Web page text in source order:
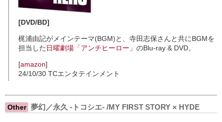
[DVD/BD]
梶浦由記がメインテーマ(BGM)と、寺田志保さんと共にBGMを
担当した 日曜劇場「アンチヒーロー」 のBlu-ray & DVD。
[amazon]
24/10/30 TCエンタテインメント
Other 夢幻／永久 -トコシエ- /MY FIRST STORY × HYDE